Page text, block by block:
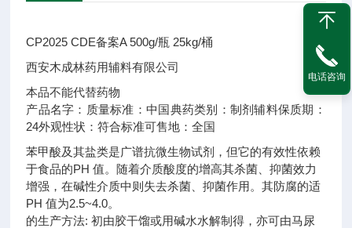
CP2025 CDE备案A 500g/瓶 25kg/桶
西安木成林药用辅料有限公司
本品不能代替药物
产品名字： 质量标准： 中国典药类别： 制剂辅料保质期：
24外观性状：符合标准可售地：全国
苯甲酸及其盐类是广谱抗微生物试剂，但它的有效性依赖
于食品的PH 值。随着介质酸度的增高其杀菌、抑菌效力
增强，在碱性介质中则失去杀菌、抑菌作用。其防腐的适
PH 值为2.5~4.0。
的生产方法: 初由胶干馏或用碱水水解制得，亦可由马尿
电话咨询